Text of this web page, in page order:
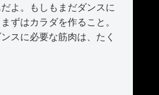
よ。もしもまだダンスに
ずはカラダを作ること。
スに必要な筋肉は、たく